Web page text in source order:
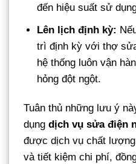
đến hiệu suất sử
Lên lịch định kỳ:
trì định kỳ với thợ
hệ thống luôn vận
hỏng đột ngột.
Tuân thủ những lưu ý
dụng dịch vụ sửa điện
được dịch vụ chất
và tiết kiệm chi phí,